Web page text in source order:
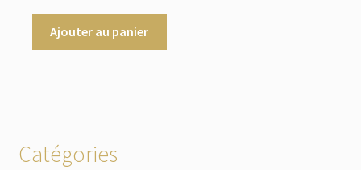
Ajouter au panier
Catégories